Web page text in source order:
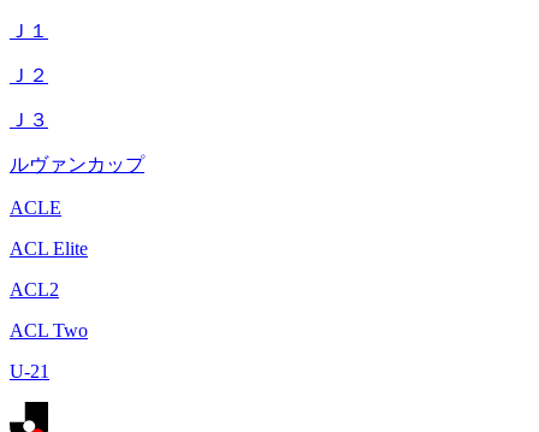
Ｊ１
Ｊ２
Ｊ３
ルヴァンカップ
ACLE
ACL Elite
ACL2
ACL Two
U-21